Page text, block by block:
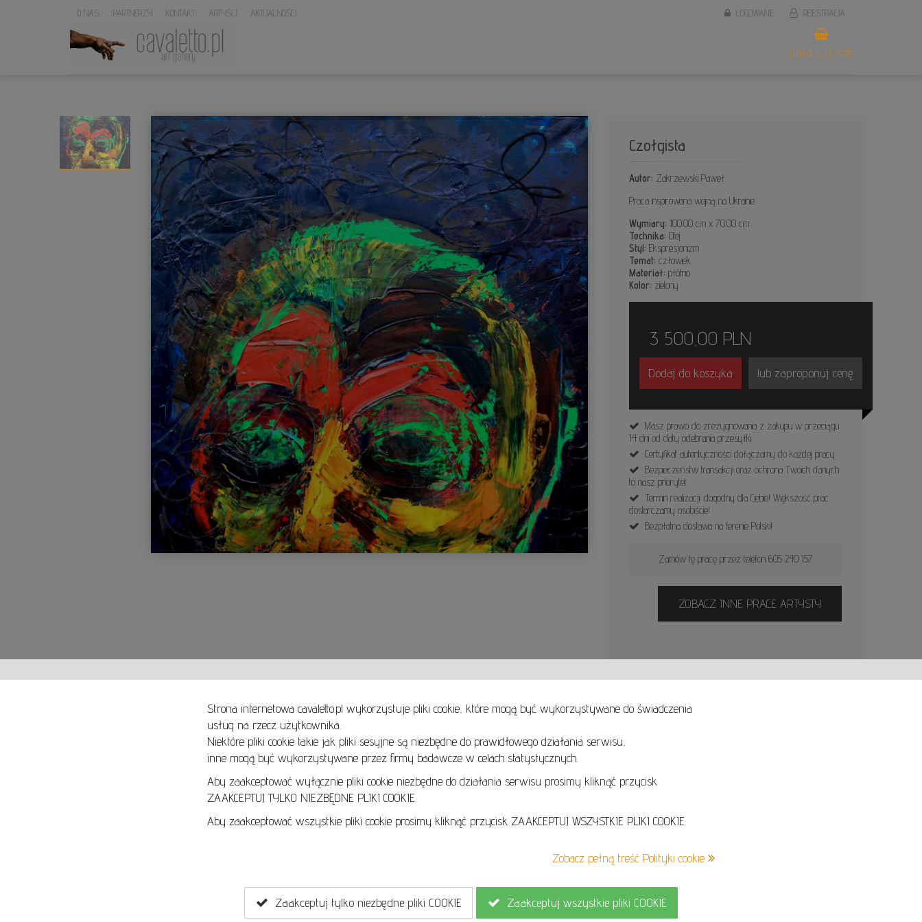
Strona internetowa cavaletto.pl wykorzystuje pliki cookie, które mogą być wykorzystywane do świadczenia
usług na rzecz użytkownika.
Niektóre pliki cookie takie jak pliki sesyjne są niezbędne do prawidłowego działania serwisu,
inne mogą być wykorzystywane przez firmy badawcze w celach statystycznych.
Aby zaakceptować wyłącznie pliki cookie niezbędne do działania serwisu prosimy kliknąć przycisk
ZAAKCEPTUJ TYLKO NIEZBĘDNE PLIKI COOKIE.
Aby zaakceptować wszystkie pliki cookie prosimy kliknąć przycisk ZAAKCEPTUJ WSZYSTKIE PLIKI COOKIE.
Zobacz pełną treść Polityki cookie
Zaakceptuj tylko niezbędne pliki COOKIE Zaakceptuj wszystkie pliki COOKIE
O NAS PARTNERZY KONTAKT ARTYŚCI AKTUALNOŚCI LOGOWANIE REJESTRACJA
0,00 PLN / 0 SZT.
Czołgista
Autor: Zakrzewski Paweł
Praca inspirowana wojną na Ukrainie
Wymiary: 100.00 cm x 70.00 cm
Technika: Olej
Styl: Ekspresjonizm
Temat: człowiek
Materiał: płótno
Kolor: zielony
3 500,00 PLN
Dodaj do koszyka lub zaproponuj cenę
Masz prawo do zrezygnowania z zakupu w przeciągu
14 dni od daty odebrania przesyłki.
Certyfikat autentyczności dołączamy do każdej pracy.
Bezpieczeństw transakcji oraz ochrona Twoich danych
to nasz priorytet.
Termin realizacji: dogodny dla Ciebie! Większość prac
dostarczamy osobiście!
Bezpłatna dostawa na terenie Polski!
Zamów tę pracę przez telefon 605 240 157
ZOBACZ INNE PRACE ARTYSTY
SPOSOBY PŁATNOŚCI
SPOSOBY DOSTAWY
ZWROTY I REKLAMACJE
REGULAMIN AUKCJI
Zobacz, zakochaj się i wybierz obrazy na ścianę Twojego domu i biura już dziś!
Obrazy olejne oraz akrylowe, akwarele, pastele, grafiki, rzeźby ceramiczne, metalowe i drewniane.
Znajdziesz u Nas wszystkie style i techniki malarskie. Realizm, Ekspresjonizm, Surrealizm, Realizm
Magiczny a może sztuka współczesna, która często łączy wszystkie style?
Zapraszamy online oraz do galerii stacjonarnej:
Art Gallery Cavaletto
Obrońcow Pokoju 3
Czytaj więcej »